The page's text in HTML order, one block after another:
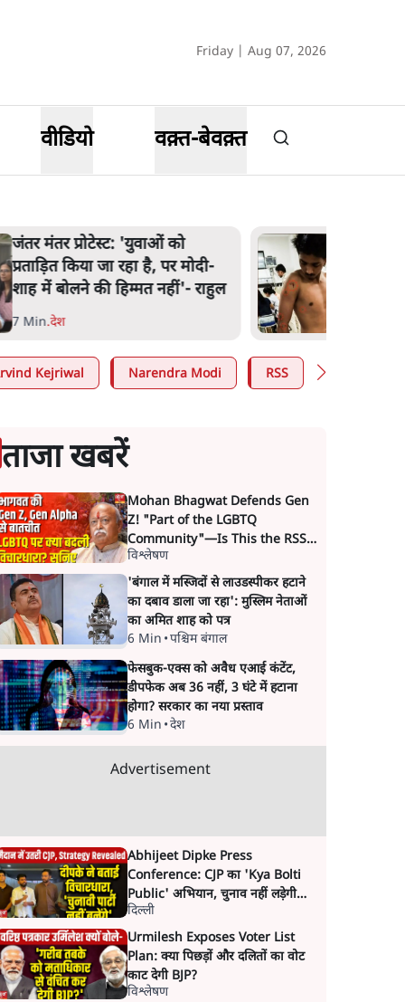
Friday | Aug 07, 2026
वीडियो वक़्त-बेवक़्त
पेंटर प्रशांत की दर्दनाक
मंतर पर पैलेट गन से 5
घायल हुए
6 Min.देश
Kejriwal Narendra Modi RSS
ताजा खबरें
Mohan Bhagwat Defends Gen
Z! "Part of the LGBTQ
Community"—Is This the RSS's
New Move?
विश्लेषण
'बंगाल में मस्जिदों से लाउडस्पीकर हटाने
का दबाव डाला जा रहा': मुस्लिम नेताओं
का अमित शाह को पत्र
6 Min •पश्चिम बंगाल
फेसबुक-एक्स को अवैध एआई कंटेंट,
डीपफेक अब 36 नहीं, 3 घंटे में हटाना
होगा? सरकार का नया प्रस्ताव
6 Min •देश
Advertisement
Abhijeet Dipke Press
Conference: CJP का 'Kya Bolti
Public' अभियान, चुनाव नहीं लड़ेगी
CJP!
दिल्ली
Urmilesh Exposes Voter List
Plan: क्या पिछड़ों और दलितों का वोट
काट देगी BJP?
विश्लेषण